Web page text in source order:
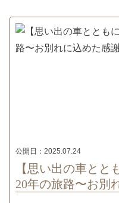
公開日： 2025.07.24
【思い出の車とと
20年の旅路〜お別